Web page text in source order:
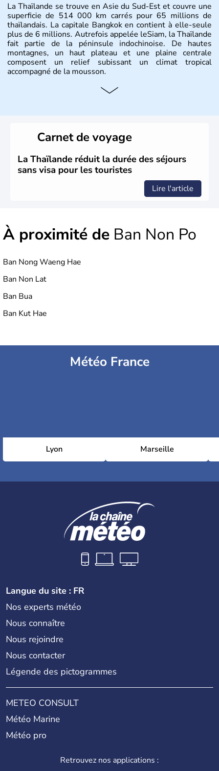
La Thaïlande se trouve en Asie du Sud-Est et couvre une
superficie de 514 000 km carrés pour 65 millions de
thaïlandais. La capitale Bangkok en contient à elle-seule
plus de 6 millions. Autrefois appelée leSiam, la Thaïlande
fait partie de la péninsule indochinoise. De hautes
montagnes, un haut plateau et une plaine centrale
composent un relief subissant un climat tropical
accompagné de la mousson.
Histoire et administration
Elle se lie avec la France, le Royaume-Uni et les Etats-
Unis sur des questions de commerce et de pouvoir avant
la chute de la Monarchie absolue en 1932. Il s'agit encore
aujourd'hui d'une nation bouddhiste au régime politique
instable.
Carnet de voyage
La Thaïlande réduit la durée des séjours
sans visa pour les touristes
Lire l'article
À proximité de Ban Non Po
Ban Nong Waeng Hae
Ban Non Lat
Ban Bua
Ban Kut Hae
Météo France
Lyon Marseille
Langue du site : FR
Nos experts météo
Nous connaître
Nous rejoindre
Nous contacter
Légende des pictogrammes
METEO CONSULT
Météo Marine
Météo pro
Retrouvez nos applications :